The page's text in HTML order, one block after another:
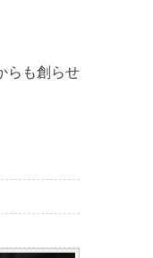
らも創らせ